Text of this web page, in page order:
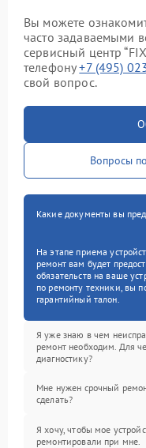
Вы можете
часто задаваемыми
сервисный центр
телефону+7 (495)
свой вопрос.
Вопросы
Какие документы вы
На этапе приема
ремонт вам будет
обязательств на ваше
по ремонту техники, вы
гарантийный талон.
Я уже знаю в чем
ремонт необходим. Для
диагностику?
Мне нужен срочный
сделать?
Я хочу, чтобы мое
ремонтировали при мне.